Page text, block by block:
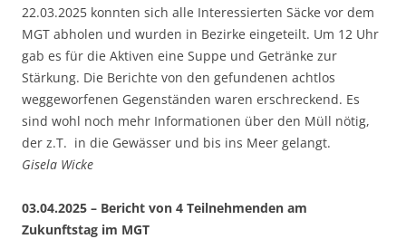
22.03.2025 konnten sich alle Interessierten Säcke vor dem
MGT abholen und wurden in Bezirke eingeteilt. Um 12 Uhr
gab es für die Aktiven eine Suppe und Getränke zur
Stärkung. Die Berichte von den gefundenen achtlos
weggeworfenen Gegenständen waren erschreckend. Es
sind wohl noch mehr Informationen über den Müll nötig,
der z.T. in die Gewässer und bis ins Meer gelangt.
Gisela Wicke
03.04.2025 – Bericht von 4 Teilnehmenden am
Zukunftstag im MGT